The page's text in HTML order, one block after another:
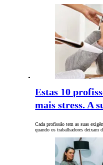
Estas 10
mais stress. A
Cada profissão tem as suas
quando os trabalhadores deixam